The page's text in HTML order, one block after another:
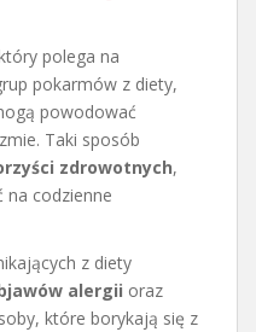
polega na
pokarmów z diety,
powodować
Taki sposób
zdrowotnych,
na codzienne
z diety
alergii oraz
które borykają się z